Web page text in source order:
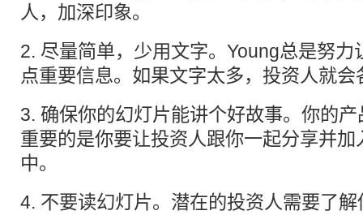
人，加深印象。
2. 尽量简单，少用文字。Young总是努
点重要信息。如果文字太多，投资人就
3. 确保你的幻灯片能讲个好故事。你的
重要的是你要让投资人跟你一起分享并
中。
4. 不要读幻灯片。潜在的投资人需要了